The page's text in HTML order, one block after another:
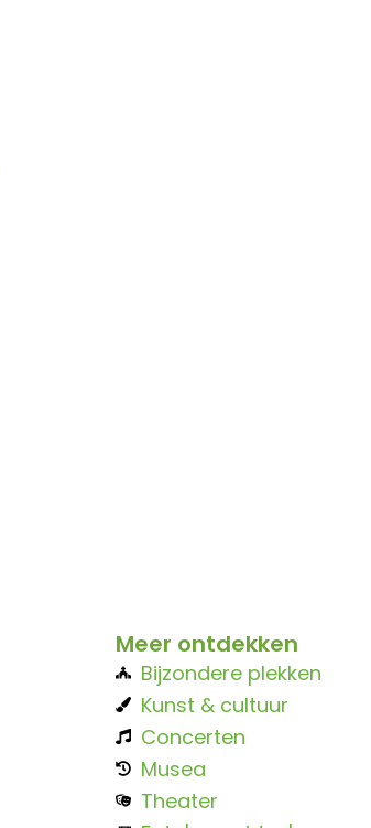
Meer ontdekken
Bijzondere plekken
Kunst & cultuur
Concerten
Musea
Theater